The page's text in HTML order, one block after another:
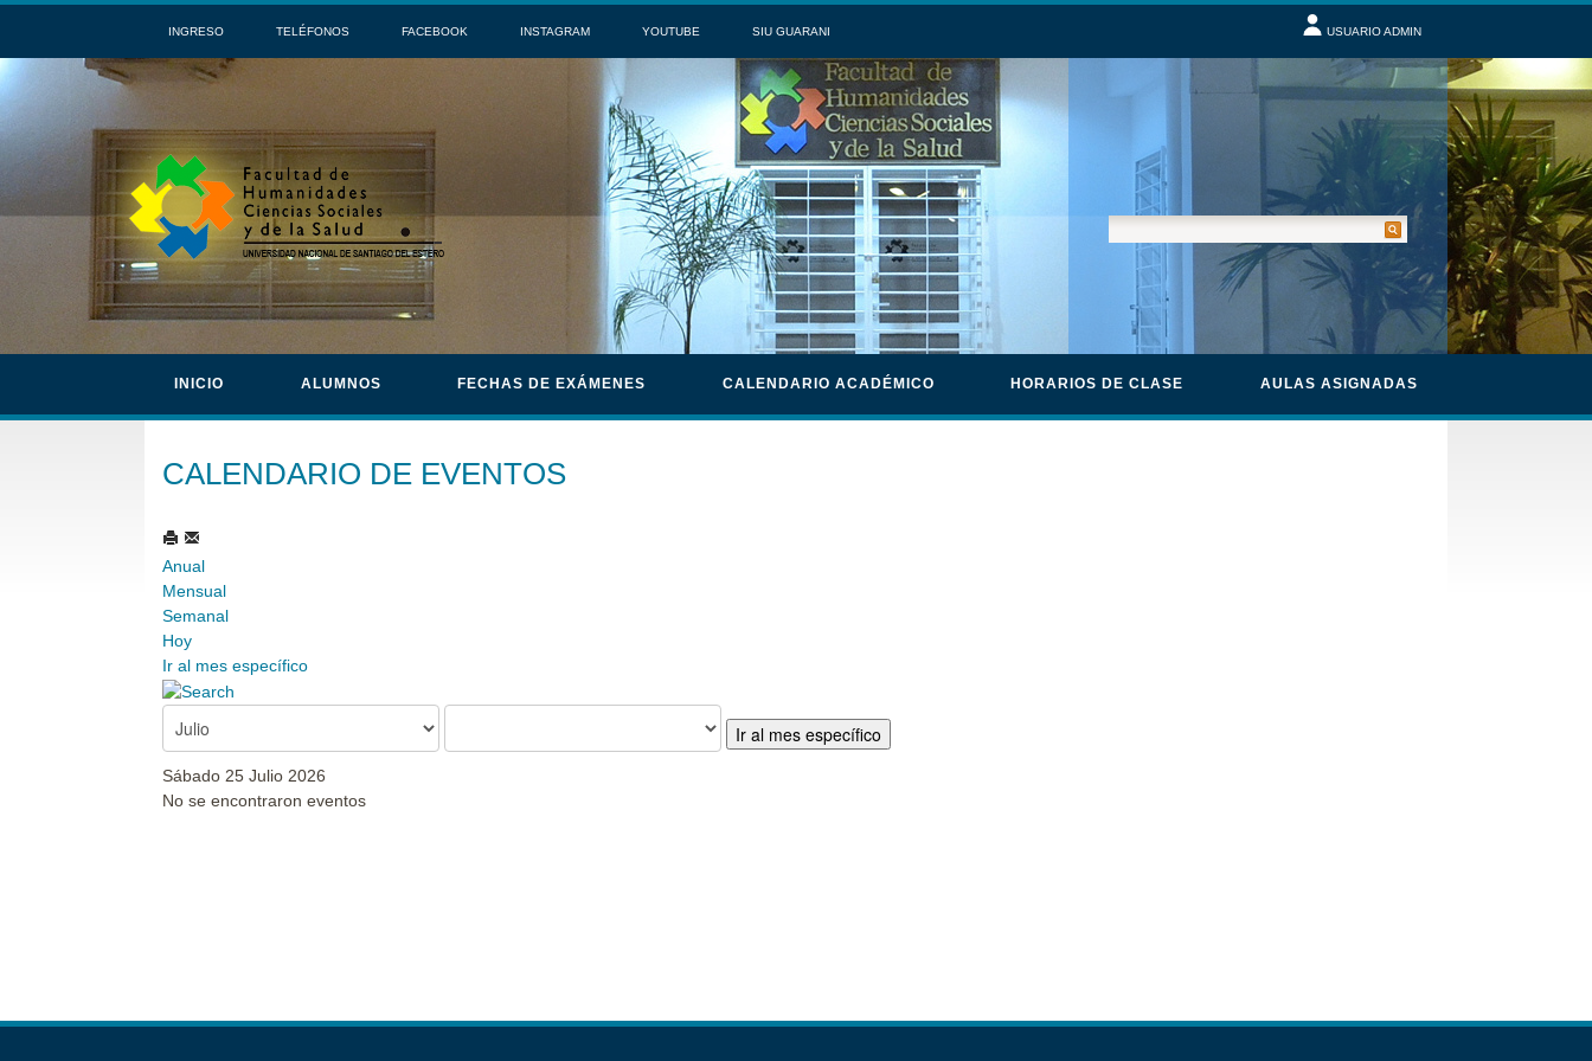
INGRESO TELÉFONOS FACEBOOK INSTAGRAM YOUTUBE SIU GUARANI USUARIO ADMIN
INICIO ALUMNOS FECHAS DE EXÁMENES CALENDARIO ACADÉMICO HORARIOS DE CLASE AULAS ASIGNADAS
CALENDARIO DE EVENTOS
Anual
Mensual
Semanal
Hoy
Ir al mes específico
Ir al mes específico
Sábado 25 Julio 2026
No se encontraron eventos